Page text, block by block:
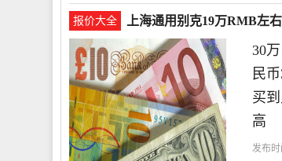
报价大全 上海通用别克19万RMB左
30
民
买
高
发布时